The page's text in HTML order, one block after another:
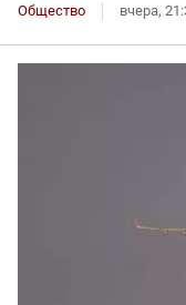
Общество вчера,